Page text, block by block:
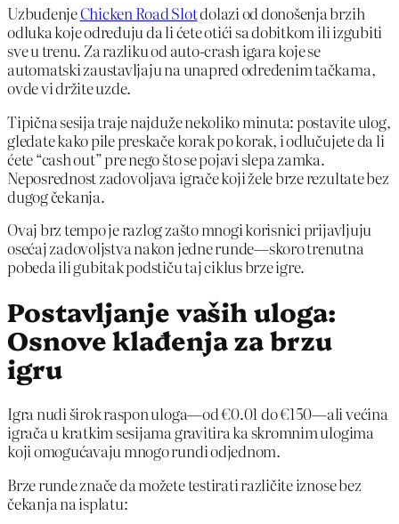
UzbuđenjeChicken Road Slotdolazi od donošenja brzih
odluka koje određuju da li ćete otići sa dobitkom ili izgubiti
sve u trenu. Za razliku od auto‑crash igara koje se
automatski zaustavljaju na unapred određenim tačkama,
ovde vi držite uzde.
Tipična sesija traje najduže nekoliko minuta: postavite ulog,
gledate kako pile preskače korak po korak, i odlučujete da li
ćete “cash out” pre nego što se pojavi slepa zamka.
Neposrednost zadovoljava igrače koji žele brze rezultate bez
dugog čekanja.
Ovaj brz tempo je razlog zašto mnogi korisnici prijavljuju
osećaj zadovoljstva nakon jedne runde—skoro trenutna
pobeda ili gubitak podstiču taj ciklus brze igre.
Postavljanje vaših uloga:
Osnove klađenja za brzu
igru
Igra nudi širok raspon uloga—od €0.01 do €150—ali većina
igrača u kratkim sesijama gravitira ka skromnim ulogima
koji omogućavaju mnogo rundi odjednom.
Brze runde znače da možete testirati različite iznose bez
čekanja na isplatu: